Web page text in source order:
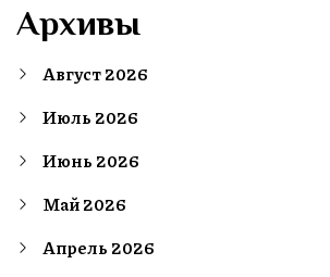
Архивы
Август 2026
Июль 2026
Июнь 2026
Май 2026
Апрель 2026